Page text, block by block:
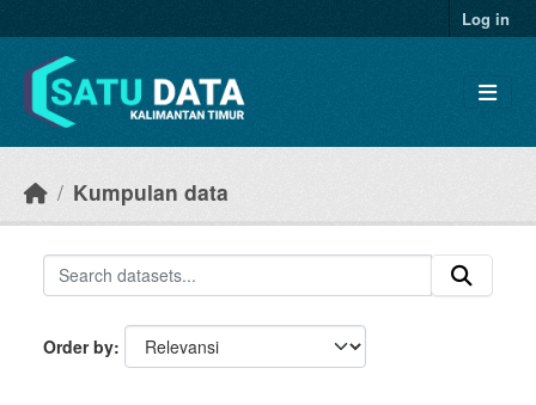
Log in
Kumpulan data
Order by